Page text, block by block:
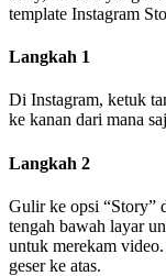
template Instagram
Langkah 1
Di Instagram, ketuk
ke kanan dari mana
Langkah 2
Gulir ke opsi “Story”
tengah bawah layar
untuk merekam
geser ke atas.